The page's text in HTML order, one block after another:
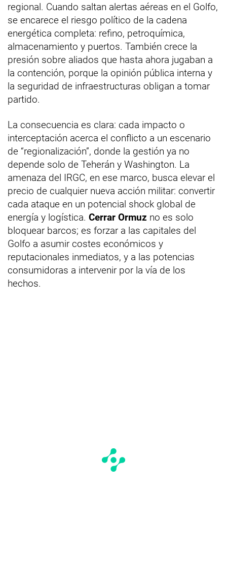
regional. Cuando saltan alertas aéreas en el Golfo,
se encarece el riesgo político de la cadena
energética completa: refino, petroquímica,
almacenamiento y puertos. También crece la
presión sobre aliados que hasta ahora jugaban a
la contención, porque la opinión pública interna y
la seguridad de infraestructuras obligan a tomar
partido.
La consecuencia es clara: cada impacto o
interceptación acerca el conflicto a un escenario
de “regionalización”, donde la gestión ya no
depende solo de Teherán y Washington. La
amenaza del IRGC, en ese marco, busca elevar el
precio de cualquier nueva acción militar: convertir
cada ataque en un potencial shock global de
energía y logística. Cerrar Ormuz no es solo
bloquear barcos; es forzar a las capitales del
Golfo a asumir costes económicos y
reputacionales inmediatos, y a las potencias
consumidoras a intervenir por la vía de los
hechos.